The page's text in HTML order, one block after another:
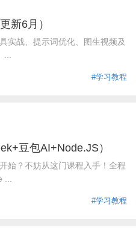
新6月）
实战、提示词优化、图生视频及
#学习教程
豆包AI+Node.JS）
始？不妨从这门课程入手！全程
#学习教程